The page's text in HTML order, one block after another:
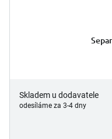
Skladem u dodavatele
odesíláme za 3-4 dny